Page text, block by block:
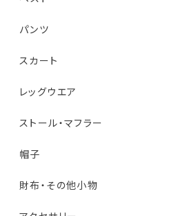
パンツ
スカート
レッグウエア
ストール・マフラー
帽子
財布・その他小物